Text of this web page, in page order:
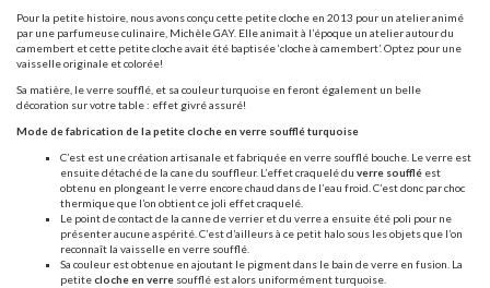
Pour la petite histoire, nous avons conçu cette petite cloche en 2013 pour un atelier animé
par une parfumeuse culinaire, Michèle GAY. Elle animait à l’époque un atelier autour du
camembert et cette petite cloche avait été baptisée ‘cloche à camembert’. Optez pour une
vaisselle originale et colorée!
Sa matière, le verre soufflé, et sa couleur turquoise en feront également un belle
décoration sur votre table : effet givré assuré!
Mode de fabrication de la petite cloche en verre soufflé turquoise
C’est est une création artisanale et fabriquée en verre soufflé bouche. Le verre est
ensuite détaché de la cane du souffleur. L’effet craquelé du verre soufflé est
obtenu en plongeant le verre encore chaud dans de l’eau froid. C’est donc par choc
thermique que l’on obtient ce joli effet craquelé.
Le point de contact de la canne de verrier et du verre a ensuite été poli pour ne
présenter aucune aspérité. C’est d’ailleurs à ce petit halo sous les objets que l’on
reconnaît la vaisselle en verre soufflé.
Sa couleur est obtenue en ajoutant le pigment dans le bain de verre en fusion. La
petitecloche en verre soufflé est alors uniformément turquoise.